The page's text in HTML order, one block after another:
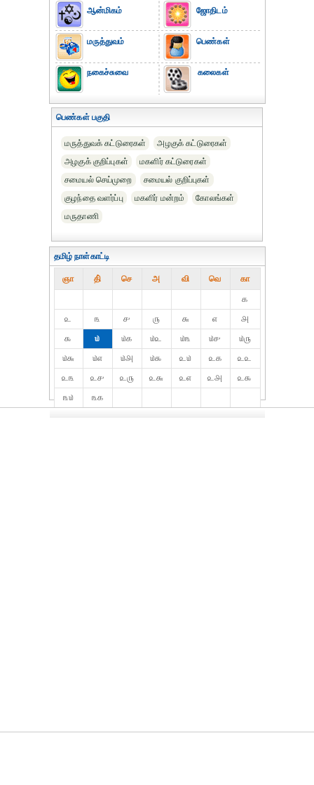
ஆன்மிகம்
மருத்துவம்
நகைச்சுவை
ஜோதிடம்
பெண்கள்
கலைகள்
பெண்கள் பகுதி
மருத்துவக் கட்டுரைகள்
அழகுக் கட்டுரைகள்
அழகுக் குறிப்புகள்
மகளிர் கட்டுரைகள்
சமையல் செய்முறை
சமையல் குறிப்புகள்
குழந்தை வளர்ப்பு
மகளிர் மன்றம்
கோலங்கள்
மருதாணி
தமிழ் நாள்காட்டி
ஞா தி் செ அ வி வெ கா
௧
௨
௩ ௪ ௫ ௬ ௭
௮
௯
௰ ௰௧ ௰௨ ௰௩ ௰௪
௰௫
௰௬
௰௭ ௰௮ ௰௯ ௨௰ ௨௧
௨௨
௨௩
௨௪ ௨௫ ௨௬ ௨௭ ௨௮
௨௯
௩௰
௩௧